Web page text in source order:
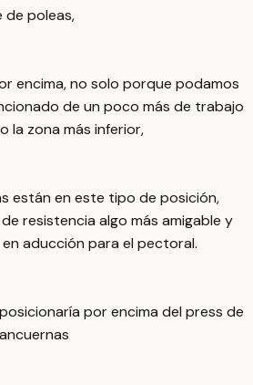
de poleas,
encima, no solo porque podamos
de un poco más de trabajo
la zona más inferior,
están en este tipo de posición,
resistencia algo más amigable y
aducción para el pectoral.
por encima del press de